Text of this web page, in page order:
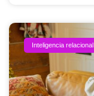
Inteligencia relacional